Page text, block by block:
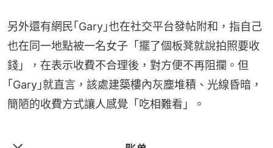
另外還有網民｢Gary｣也在社交平台發帖附和，指自己
也在同一地點被一名女子「擺了個板凳就說拍照要收
錢」，在表示收費不合理後，對方便不再阻攔。但
｢Gary｣就直言，該處建築樓內灰塵堆積、光線昏暗，
簡陋的收費方式讓人感覺「吃相難看」。